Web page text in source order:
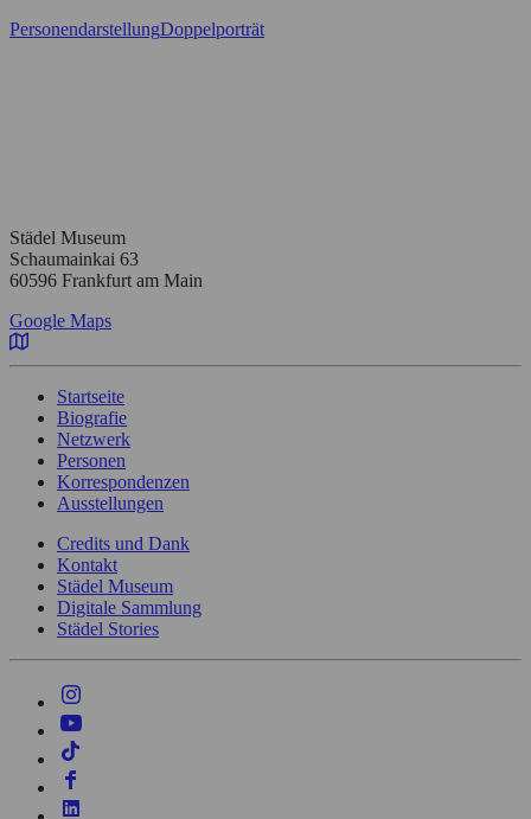
PersonendarstellungDoppelporträt
Städel Museum
Schaumainkai 63
60596 Frankfurt am Main
Google Maps
Startseite
Biografie
Netzwerk
Personen
Korrespondenzen
Ausstellungen
Credits und Dank
Kontakt
Städel Museum
Digitale Sammlung
Städel Stories